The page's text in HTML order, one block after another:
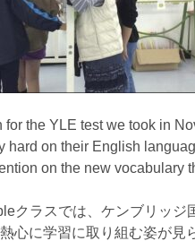
for the YLE test we took in
hard on their English
on the new vocabulary
クラスでは、ケンブリッ
心に学習に取り組む姿が見